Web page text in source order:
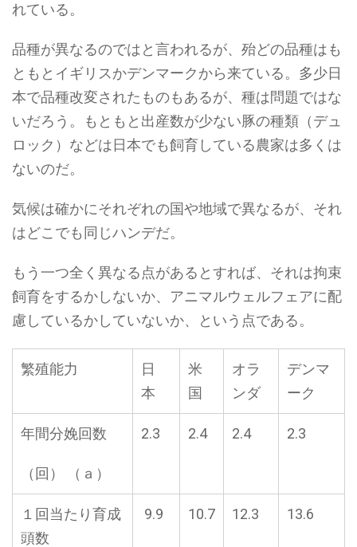
れている。
品種が異なるのではと言われるが、殆どの品種はも
ともとイギリスかデンマークから来ている。多少日
本で品種改変されたものもあるが、種は問題ではな
いだろう。もともと出産数が少ない豚の種類（デュ
ロック）などは日本でも飼育している農家は多くは
ないのだ。
気候は確かにそれぞれの国や地域で異なるが、それ
はどこでも同じハンデだ。
もう一つ全く異なる点があるとすれば、それは拘束
飼育をするかしないか、アニマルウェルフェアに配
慮しているかしていないか、という点である。
繁殖能力
日
本
米
国
オラ
ンダ
デンマ
ーク
年間分娩回数
（回） （ａ）
2.3 2.4 2.4 2.3
１回当たり育成
頭数
9.9 10.7 12.3 13.6